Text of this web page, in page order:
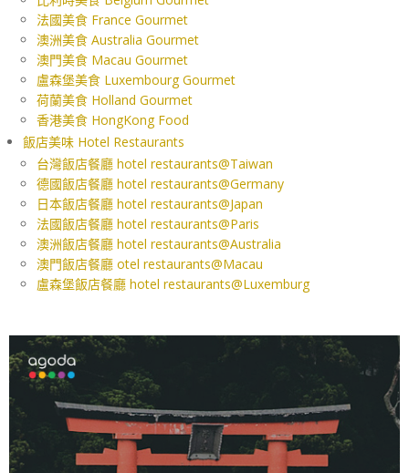
法國美食 France Gourmet
澳洲美食 Australia Gourmet
澳門美食 Macau Gourmet
盧森堡美食 Luxembourg Gourmet
荷蘭美食 Holland Gourmet
香港美食 HongKong Food
飯店美味 Hotel Restaurants
台灣飯店餐廳 hotel restaurants@Taiwan
德國飯店餐廳 hotel restaurants@Germany
日本飯店餐廳 hotel restaurants@Japan
法國飯店餐廳 hotel restaurants@Paris
澳洲飯店餐廳 hotel restaurants@Australia
澳門飯店餐廳 otel restaurants@Macau
盧森堡飯店餐廳 hotel restaurants@Luxemburg